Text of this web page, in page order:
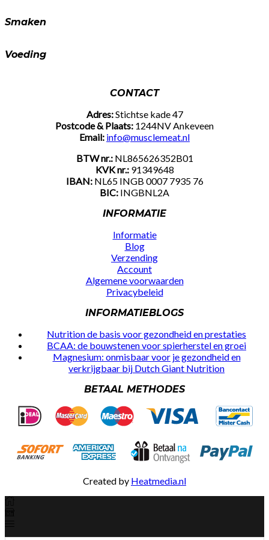
Smaken
Voeding
CONTACT
Adres:Stichtse kade 47
Postcode & Plaats: 1244NV Ankeveen
Email: info@musclemeat.nl
BTW nr.:NL865626352B01
KVK nr.:91349648
IBAN:NL65 INGB 0007 7935 76
BIC: INGBNL2A
INFORMATIE
Informatie
Blog
Verzending
Account
Algemene voorwaarden
Privacybeleid
INFORMATIEBLOGS
Nutrition de basis voor gezondheid en prestaties
BCAA: de bouwstenen voor spierherstel en groei
Magnesium: onmisbaar voor je gezondheid en
verkrijgbaar bij Dutch Giant Nutrition
BETAAL METHODES
Created by Heatmedia.nl